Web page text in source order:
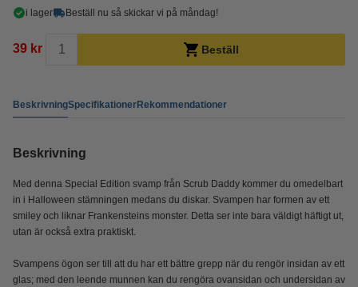
i lager Beställ nu så skickar vi på måndag!
39 kr Beställ
BeskrivningSpecifikationerRekommendationer
Beskrivning
Med denna Special Edition svamp från Scrub Daddy kommer du omedelbart
in i Halloween stämningen medans du diskar. Svampen har formen av ett
smiley och liknar Frankensteins monster. Detta ser inte bara väldigt häftigt ut,
utan är också extra praktiskt.
Svampens ögon ser till att du har ett bättre grepp när du rengör insidan av ett
glas; med den leende munnen kan du rengöra ovansidan och undersidan av